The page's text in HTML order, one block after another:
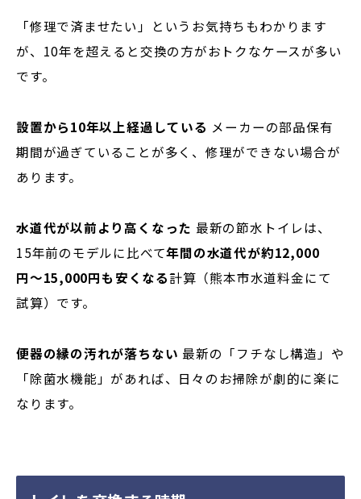
「修理で済ませたい」というお気持ちもわかります
が、10年を超えると交換の方がおトクなケースが多い
です。
設置から10年以上経過している メーカーの部品保有
期間が過ぎていることが多く、修理ができない場合が
あります。
水道代が以前より高くなった 最新の節水トイレは、
15年前のモデルに比べて年間の水道代が約12,000
円〜15,000円も安くなる計算（熊本市水道料金にて
試算）です。
便器の縁の汚れが落ちない 最新の「フチなし構造」や
「除菌水機能」があれば、日々のお掃除が劇的に楽に
なります。